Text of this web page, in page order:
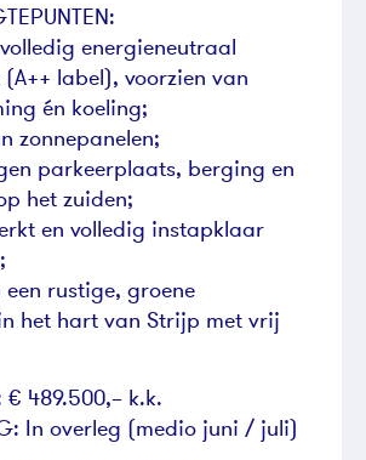
energieneutraal
label), voorzien van
én koeling;
zonnepanelen;
parkeerplaats, berging en
het zuiden;
en volledig instapklaar
een rustige, groene
het hart van Strijp met vrij
€ 489.500,– k.k.
In overleg (medio juni / juli)